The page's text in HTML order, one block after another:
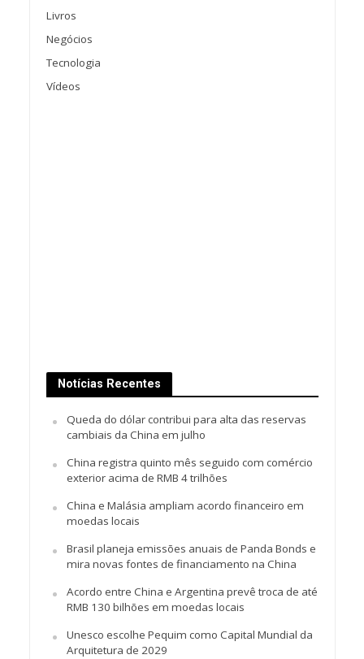
Livros
Negócios
Tecnologia
Vídeos
Notícias Recentes
Queda do dólar contribui para alta das reservas
cambiais da China em julho
China registra quinto mês seguido com comércio
exterior acima de RMB 4 trilhões
China e Malásia ampliam acordo financeiro em
moedas locais
Brasil planeja emissões anuais de Panda Bonds e
mira novas fontes de financiamento na China
Acordo entre China e Argentina prevê troca de até
RMB 130 bilhões em moedas locais
Unesco escolhe Pequim como Capital Mundial da
Arquitetura de 2029